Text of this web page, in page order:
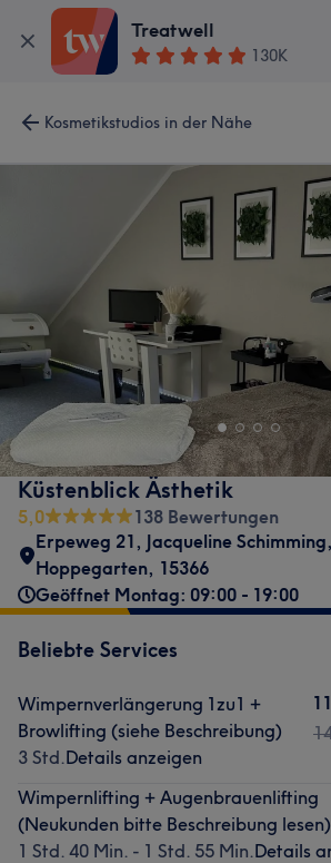
Treatwell
130K
Kosmetikstudios in der Nähe
Küstenblick Ästhetik
5,0
138 Bewertungen
Erpeweg 21, Jacqueline Schimming,
Hoppegarten, 15366
Geöffnet Montag: 09:00 - 19:00
Beliebte Services
Wimpernverlängerung 1zu1 +
Browlifting (siehe Beschreibung)
3 Std.Details anzeigen
Wimpernlifting + Augenbrauenlifting
(Neukunden bitte Beschreibung lesen)
1 Std. 40 Min. - 1 Std. 55 Min.Details